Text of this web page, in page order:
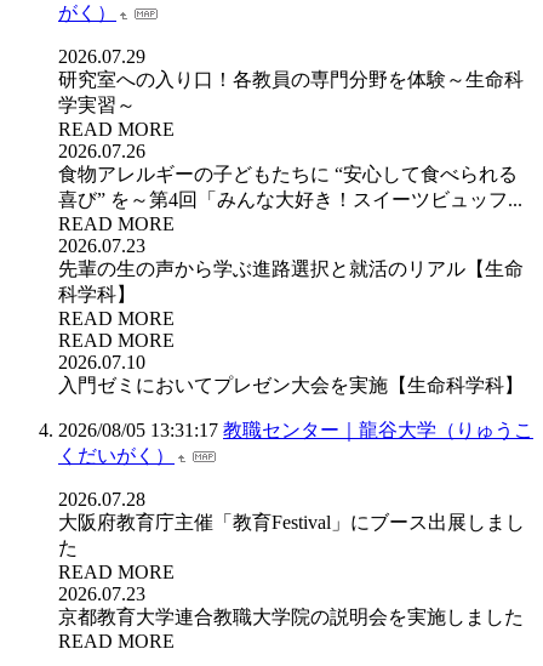
がく）
2026.07.29
研究室への入り口！各教員の専門分野を体験～生命科
学実習～
READ MORE
2026.07.26
食物アレルギーの子どもたちに “安心して食べられる
喜び” を～第4回「みんな大好き！スイーツビュッフ...
READ MORE
2026.07.23
先輩の生の声から学ぶ進路選択と就活のリアル【生命
科学科】
READ MORE
READ MORE
2026.07.10
入門ゼミにおいてプレゼン大会を実施【生命科学科】
2026/08/05 13:31:17 教職センター｜龍谷大学（りゅうこ
くだいがく）
2026.07.28
大阪府教育庁主催「教育Festival」にブース出展しまし
た
READ MORE
2026.07.23
京都教育大学連合教職大学院の説明会を実施しました
READ MORE